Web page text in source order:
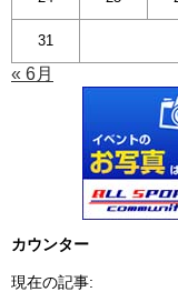
31
« 6月
カウンター
現在の記事: